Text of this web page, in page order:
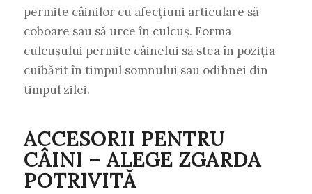
permite câinilor cu afecțiuni articulare să
coboare sau să urce în culcuș. Forma
culcușului permite câinelui să stea în poziția
cuibărit în timpul somnului sau odihnei din
timpul zilei.
ACCESORII PENTRU
CÂINI – ALEGE ZGARDA
POTRIVITĂ